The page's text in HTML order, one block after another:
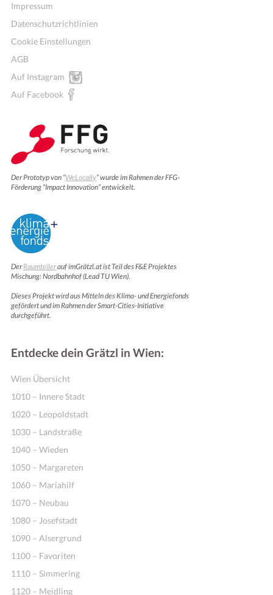
Impressum
Datenschutzrichtlinien
Cookie Einstellungen
AGB
Auf Instagram
Auf Facebook
Der Prototyp von “WeLocally” wurde im Rahmen der FFG-
Förderung “Impact Innovation” entwickelt.
DerRaumteilerauf imGrätzl.at ist Teil des F&E Projektes
Mischung: Nordbahnhof (Lead TU Wien).
Dieses Projekt wird aus Mitteln des Klima- und Energiefonds
gefördert und im Rahmen der Smart-Cities-Initiative
durchgeführt.
Entdecke dein Grätzl in Wien:
Wien Übersicht
1010 – Innere Stadt
1020 – Leopoldstadt
1030 – Landstraße
1040 – Wieden
1050 – Margareten
1060 – Mariahilf
1070 – Neubau
1080 – Josefstadt
1090 – Alsergrund
1100 – Favoriten
1110 – Simmering
1120 – Meidling